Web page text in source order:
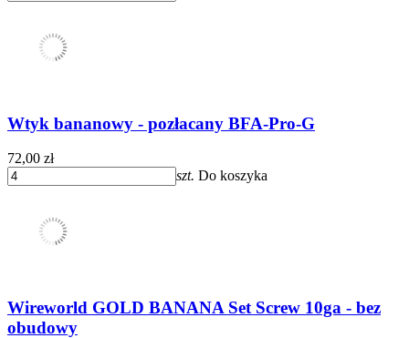
Wtyk bananowy - pozłacany BFA-Pro-G
72,00 zł
szt. Do koszyka
Wireworld GOLD BANANA Set Screw 10ga - bez
obudowy